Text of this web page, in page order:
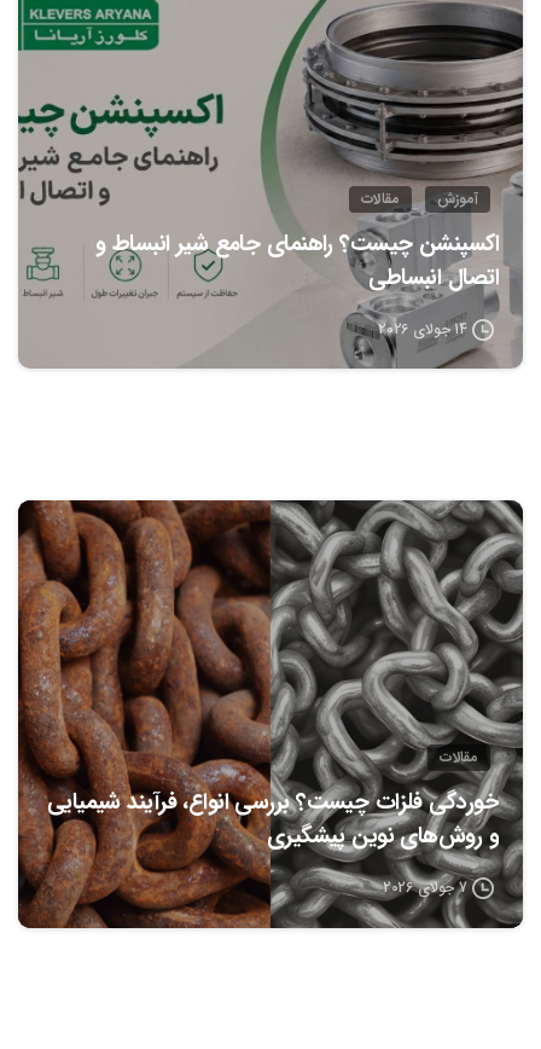
آموزش مقالات
اکسپنشن چیست؟ راهنمای جامع شیر انبساط و
اتصال انبساطی
14 جولای 2026
0
مقالات
خوردگی فلزات چیست؟ بررسی انواع، فرآیند شیمیایی
و روش‌های نوین پیشگیری
7 جولای 2026